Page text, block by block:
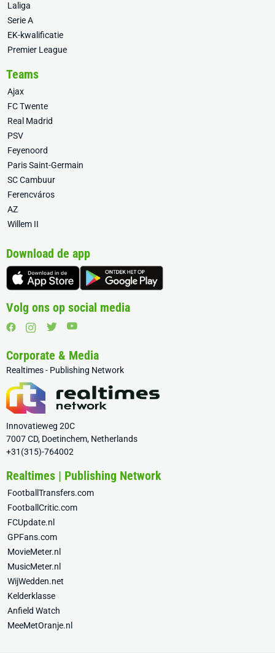
Laliga
Serie A
EK-kwalificatie
Premier League
Teams
Ajax
FC Twente
Real Madrid
PSV
Feyenoord
Paris Saint-Germain
SC Cambuur
Ferencváros
AZ
Willem II
Download de app
Volg ons op social media
Corporate & Media
Realtimes - Publishing Network
Innovatieweg 20C
7007 CD, Doetinchem, Netherlands
+31(315)-764002
Realtimes | Publishing Network
FootballTransfers.com
FootballCritic.com
FCUpdate.nl
GPFans.com
MovieMeter.nl
MusicMeter.nl
WijWedden.net
Kelderklasse
Anfield Watch
MeeMetOranje.nl